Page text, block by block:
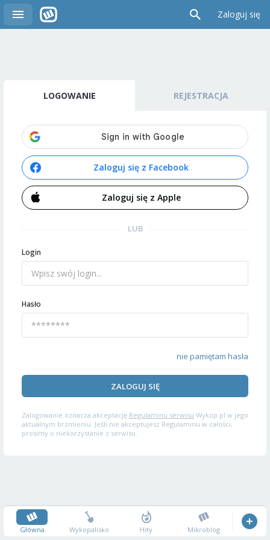
Zaloguj się
LOGOWANIE REJESTRACJA
Zaloguj się z Facebook
Zaloguj się z Apple
LUB
Login
Hasło
nie pamiętam hasła
ZALOGUJ SIĘ
Zalogowanie oznacza akceptację Regulaminu serwisu Wykop.pl w jego
aktualnym brzmieniu. Jeśli nie akceptujesz Regulaminu w całości,
prosimy o niekorzystanie z serwisu.
Główna Wykopalisko Hity Mikroblog